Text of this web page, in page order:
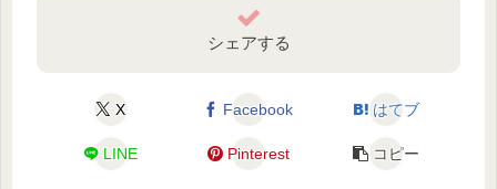
シェアする
X Facebook はてブ
LINE Pinterest コピー